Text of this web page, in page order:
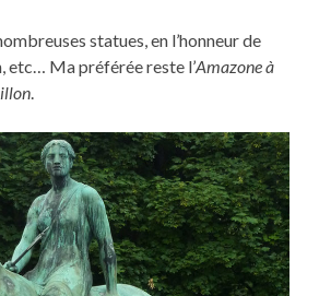
statues, en l’honneur de
etc… Ma préférée reste l’Amazone à
.